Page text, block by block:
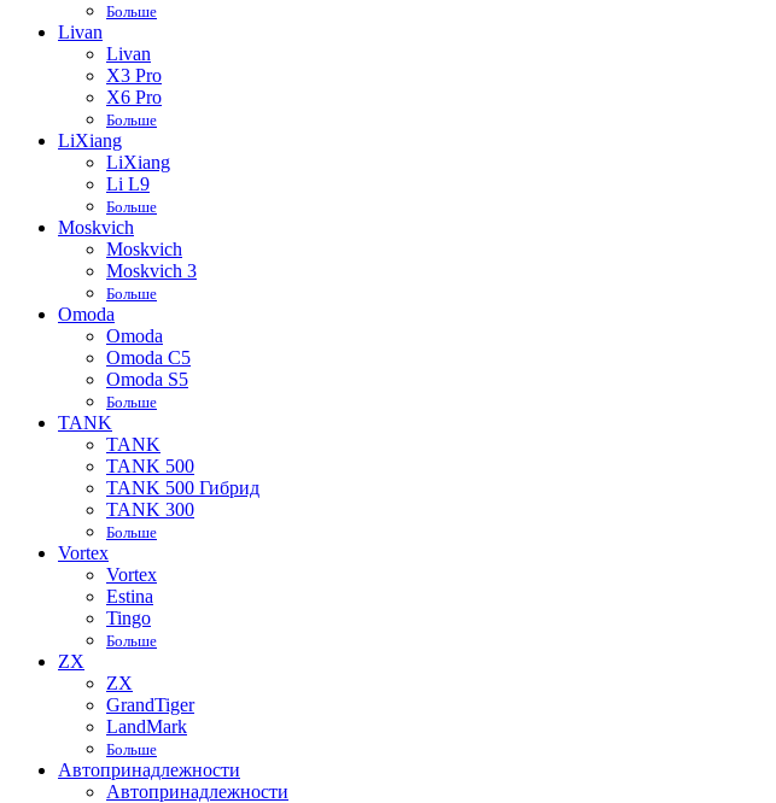
Больше
Livan
Livan
X3 Pro
X6 Pro
Больше
LiXiang
LiXiang
Li L9
Больше
Moskvich
Moskvich
Moskvich 3
Больше
Omoda
Omoda
Omoda C5
Omoda S5
Больше
TANK
TANK
TANK 500
TANK 500 Гибрид
TANK 300
Больше
Vortex
Vortex
Estina
Tingo
Больше
ZX
ZX
GrandTiger
LandMark
Больше
Автопринадлежности
Автопринадлежности